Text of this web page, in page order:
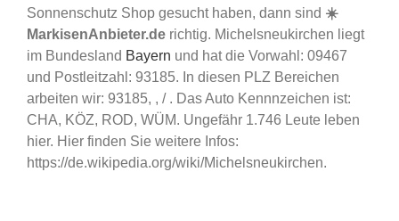
Sonnenschutz Shop gesucht haben, dann sind ☀️
MarkisenAnbieter.de richtig. Michelsneukirchen liegt
im Bundesland Bayern und hat die Vorwahl: 09467
und Postleitzahl: 93185. In diesen PLZ Bereichen
arbeiten wir: 93185, , / . Das Auto Kennnzeichen ist:
CHA, KÖZ, ROD, WÜM. Ungefähr 1.746 Leute leben
hier. Hier finden Sie weitere Infos:
https://de.wikipedia.org/wiki/Michelsneukirchen.